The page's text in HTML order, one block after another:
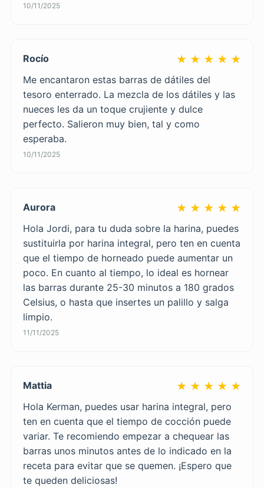
10/11/2025
Rocío ★ ★ ★ ★ ★
Me encantaron estas barras de dátiles del
tesoro enterrado. La mezcla de los dátiles y las
nueces les da un toque crujiente y dulce
perfecto. Salieron muy bien, tal y como
esperaba.
10/11/2025
Aurora ★ ★ ★ ★ ★
Hola Jordi, para tu duda sobre la harina, puedes
sustituirla por harina integral, pero ten en cuenta
que el tiempo de horneado puede aumentar un
poco. En cuanto al tiempo, lo ideal es hornear
las barras durante 25-30 minutos a 180 grados
Celsius, o hasta que insertes un palillo y salga
limpio.
11/11/2025
Mattia ★ ★ ★ ★ ★
Hola Kerman, puedes usar harina integral, pero
ten en cuenta que el tiempo de cocción puede
variar. Te recomiendo empezar a chequear las
barras unos minutos antes de lo indicado en la
receta para evitar que se quemen. ¡Espero que
te queden deliciosas!